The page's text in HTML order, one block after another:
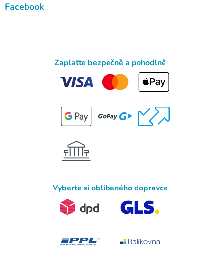
Facebook
Zaplaťte bezpečně a pohodlně
Vyberte si oblíbeného dopravce